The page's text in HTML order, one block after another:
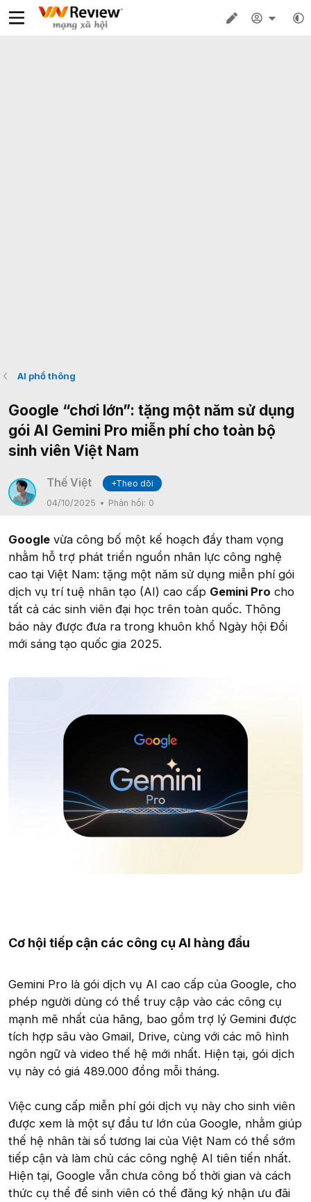
AI phổ thông
Google “chơi lớn”: tặng một năm sử dụng
gói AI Gemini Pro miễn phí cho toàn bộ
sinh viên Việt Nam
Thế Việt
+Theo dõi
04/10/2025
Phản hồi: 0
Google vừa công bố một kế hoạch đầy tham vọng
nhằm hỗ trợ phát triển nguồn nhân lực công nghệ
cao tại Việt Nam: tặng một năm sử dụng miễn phí gói
dịch vụ trí tuệ nhân tạo (AI) cao cấp Gemini Pro cho
tất cả các sinh viên đại học trên toàn quốc. Thông
báo này được đưa ra trong khuôn khổ Ngày hội Đổi
mới sáng tạo quốc gia 2025.
Cơ hội tiếp cận các công cụ AI hàng đầu
Gemini Pro là gói dịch vụ AI cao cấp của Google, cho
phép người dùng có thể truy cập vào các công cụ
mạnh mẽ nhất của hãng, bao gồm trợ lý Gemini được
tích hợp sâu vào Gmail, Drive, cùng với các mô hình
ngôn ngữ và video thế hệ mới nhất. Hiện tại, gói dịch
vụ này có giá 489.000 đồng mỗi tháng.
Việc cung cấp miễn phí gói dịch vụ này cho sinh viên
được xem là một sự đầu tư lớn của Google, nhằm giúp
thế hệ nhân tài số tương lai của Việt Nam có thể sớm
tiếp cận và làm chủ các công nghệ AI tiên tiến nhất.
Hiện tại, Google vẫn chưa công bố thời gian và cách
thức cụ thể để sinh viên có thể đăng ký nhận ưu đãi